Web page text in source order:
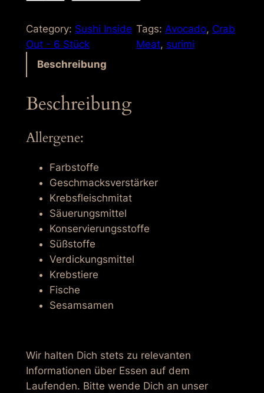
l
i
n
a
Category: Sushi Inside
Out - 6 Stück
Tags: Avocado, Crab
Meat, surimi
Beschreibung
Beschreibung
Allergene:
Farbstoffe
Geschmacksverstärker
Krebsfleischmitat
Säuerungsmittel
Konservierungsstoffe
Süßstoffe
Verdickungsmittel
Krebstiere
Fische
Sesamsamen
Wir halten Dich stets zu relevanten
Informationen über Essen auf dem
Laufenden. Bitte wende Dich an unser